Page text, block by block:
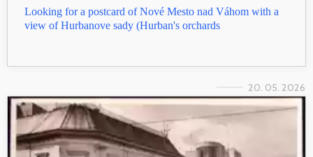
Looking for a postcard of Nové Mesto nad Váhom with a
view of Hurbanove sady (Hurban's orchards
20. 05. 2026